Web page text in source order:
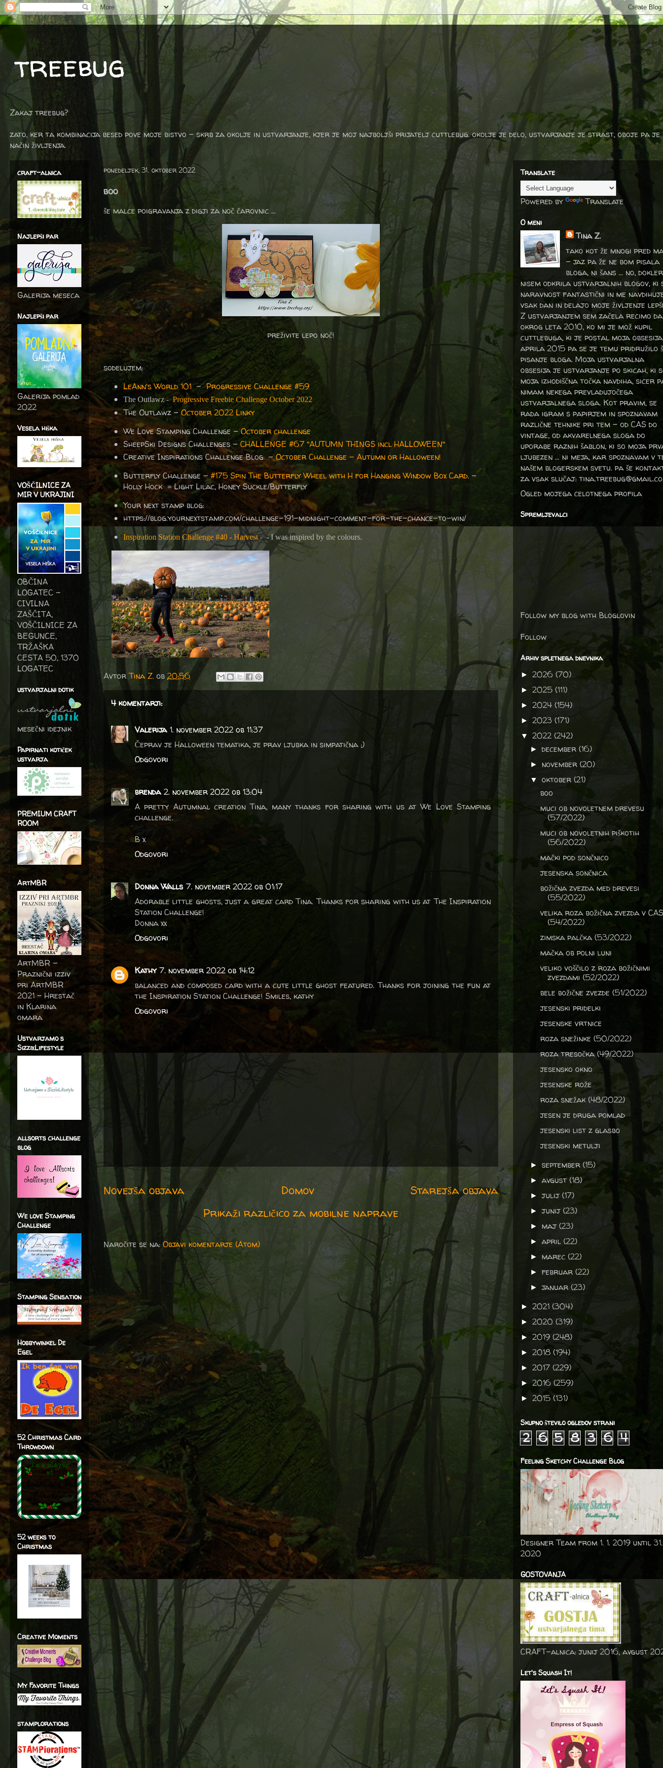
treebug
Zakaj treebug?
zato, ker ta kombinacija besed pove moje bistvo - skrb za okolje in ustvarjanje, kjer je moj najboljši prijatelj cuttlebug. okolje je delo, ustvarjanje je strast, oboje pa je
način življenja.
ponedeljek, 31. oktober 2022
boo
še malce poigravanja z digji za noč čarovnic ...
preživite lepo noč!
sodelujem:
LeAnn's World 101 -Progressive Challenge #59
The Outlawz -Progressive Freebie Challenge October 2022
The Outlawz -October 2022 Linky
We Love Stamping Challenge - October challenge
SheepSki Designs Challenges - CHALLENGE #67 "AUTUMN THINGS incl HALLOWEEN"
Creative Inspirations Challenge Blog -October Challenge - Autumn or Halloween!
Butterfly Challenge - #175 Spin The Butterfly Wheel with H for Hanging Window Box Card. -
Holly Hock = Light Lilac, Honey Suckle/Butterfly
Your next stamp blog:
https://blog.yournextstamp.com/challenge-191-midnight-comment-for-the-chance-to-win/
Inspiration Station Challenge #40 - Harvest- - I was inspired by the colours.
AvtorTina Z. ob 20:56
4 komentarji:
Valerija 1. november 2022 ob 11:37
Čeprav je Halloween tematika, je prav ljubka in simpatična ;)
Odgovori
brenda 2. november 2022 ob 13:04
A pretty Autumnal creation Tina, many thanks for sharing with us at We Love Stamping
challenge.
B x
Odgovori
Donna Walls 7. november 2022 ob 01:17
Adorable little ghosts, just a great card Tina. Thanks for sharing with us at The Inspiration
Station Challenge!
Donna xx
Odgovori
Kathy 7. november 2022 ob 14:12
balanced and composed card with a cute little ghost featured. Thanks for joining the fun at
the Inspiration Station Challenge! Smiles, kathy
Odgovori
Novejša objava Starejša objava
Domov
Prikaži različico za mobilne naprave
Naročite se na: Objavi komentarje (Atom)
craft-alnica
Najlepši par
Galerija meseca
Najlepši par
Galerija pomlad
2022
Vesela hiška
VOŠČILNICE ZA
MIR V UKRAJINI
OBČINA
LOGATEC -
CIVILNA
ZAŠČITA,
VOŠČILNICE ZA
BEGUNCE,
TRŽAŠKA
CESTA 50, 1370
LOGATEC
ustvarjalni dotik
mesečni idejnik
Papirnati kotiček
ustvarja
PREMIUM CRAFT
ROOM
ArtMBR
ArtMBR -
Praznični izziv
pri ArtMBR
2021 – Hrestač
in Klarina
omara
Ustvarjamo s
SizzixLifestyle
allsorts challenge
blog
We love Stamping
Challenge
Stamping Sensation
Hobbywinkel De
Egel
52 Christmas Card
Throwdown
52 weeks to
Christmas
Creative Moments
My Favorite Things
stamplorations
Translate
Powered by Translate
O meni
Tina Z.
tako kot že mnogi pred
- jaz pa že ne bom pisala
bloga, ni šans ... no, dokler
nisem odkrila ustvarjalnih blogov, ki
naravnost fantastični in me
vsak dan in delajo moje življenje
Z ustvarjanjem sem začela recimo da
okrog leta 2010, ko mi je mož kupil
cuttlebuga, ki je postal moja
aprila 2015 pa se je temu pridružilo
pisanje bloga. Moja ustvarjalna
obsesija je ustvarjanje po skicah, ki
moja izhodiščna točka navdiha, sicer
nimam nekega prevladujočega
ustvarjalnega sloga. Kot pravim, se
rada igram s papirjem in spoznavam
različne tehnike pri tem – od CAS do
vintage, od akvarelnega sloga do
uporabe raznih šablon, ki so moja
ljubezen … ni meja, kar spoznavam v
našem blogerskem svetu. pa še
za vsak slučaj:
Ogled mojega celotnega profila
Spremljevalci
Follow my blog with Bloglovin
Follow
Arhiv spletnega dnevnika
► 2026 (70)
► 2025 (111)
► 2024 (154)
► 2023 (171)
▼ 2022 (242)
►december(16)
► november(20)
▼oktober(21)
boo
muci ob novoletnem drevesu
(57/2022)
muci ob novoletnih piškotih
(56/2022)
mački pod sončnico
jesenska sončnica
božična zvezda med drevesi
(55/2022)
velika roza božična zvezda v CAS
(54/2022)
zimska palčka (53/2022)
mačka ob polni luni
veliko voščilo z roza božičnimi
zvezdami (52/2022)
bele božične zvezde (51/2022)
jesenski pridelki
jesenske vrtnice
roza snežinke (50/2022)
roza tresočka (49/2022)
jesensko okno
jesenske rože
roza snežak (48/2022)
jesen je druga pomlad
jesenski list z glasbo
jesenski metulji
►september(15)
►avgust(18)
►julij(17)
►junij(23)
► maj(23)
►april(22)
► marec(22)
►februar(22)
►januar(23)
► 2021 (304)
► 2020 (319)
► 2019 (248)
► 2018 (194)
► 2017 (229)
► 2016 (259)
► 2015 (131)
Skupno število ogledov strani
2 6 5 8 3 6 4
Feeling Sketchy Challenge Blog
Designer Team from 1. 1. 2019 until
2020
GOSTOVANJA
CRAFT-alnica: junij 2016, avgust
Let's Squash It!